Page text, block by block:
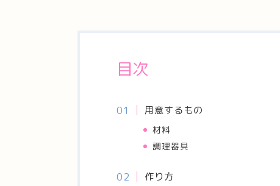
目次
用意するもの
材料
調理器具
作り方